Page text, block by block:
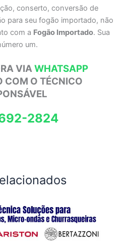
conserto, conversão de
para seu fogão importado, não
com a Fogão Importado. Sua
um.
VIAWHATSAPP
COM O TÉCNICO
2824